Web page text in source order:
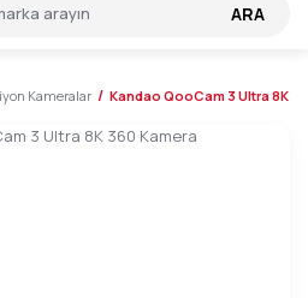
ARA
Kameralar Kandao QooCam 3 Ultra 8K